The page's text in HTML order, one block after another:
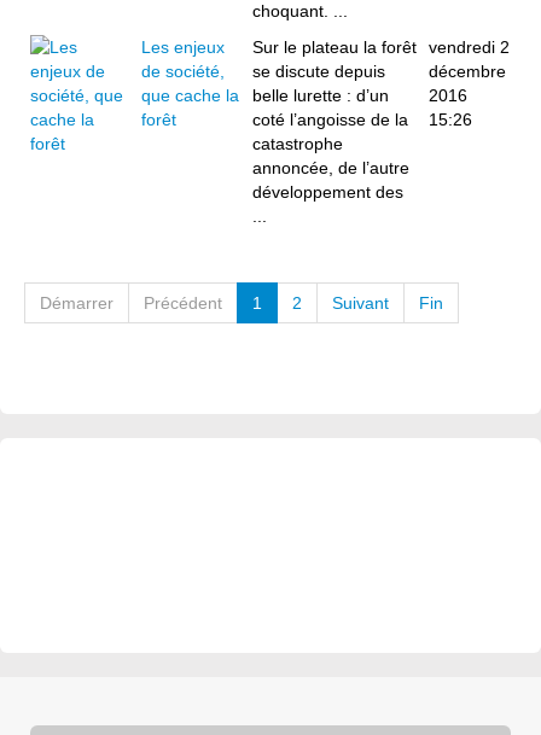
choquant. ...
Les enjeux
de société,
que cache la
forêt
Sur le plateau la forêt
se discute depuis
belle lurette : d’un
coté l’angoisse de la
catastrophe
annoncée, de l’autre
développement des
vendredi 2
décembre
2016
15:26
Démarrer Précédent 1 2 Suivant Fin